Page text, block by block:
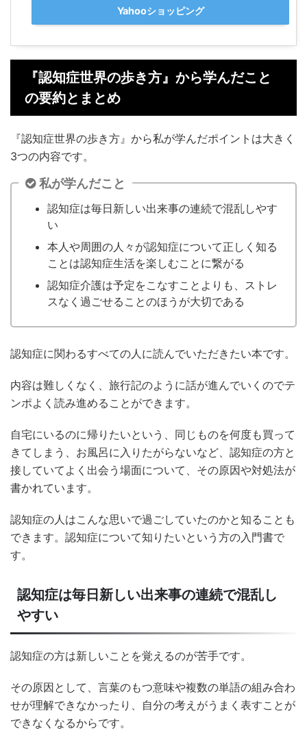
Yahooショッピング
『認知症世界の歩き方』から学んだこと
の要約とまとめ
『認知症世界の歩き方』から私が学んだポイントは大きく
3つの内容です。
私が学んだこと
認知症は毎日新しい出来事の連続で混乱しやす
い
本人や周囲の人々が認知症について正しく知る
ことは認知症生活を楽しむことに繋がる
認知症介護は予定をこなすことよりも、ストレ
スなく過ごせることのほうが大切である
認知症に関わるすべての人に読んでいただきたい本です。
内容は難しくなく、旅行記のように話が進んでいくのでテ
ンポよく読み進めることができます。
自宅にいるのに帰りたいという、同じものを何度も買って
きてしまう、お風呂に入りたがらないなど、認知症の方と
接していてよく出会う場面について、その原因や対処法が
書かれています。
認知症の人はこんな思いで過ごしていたのかと知ることも
できます。認知症について知りたいという方の入門書で
す。
認知症は毎日新しい出来事の連続で混乱し
やすい
認知症の方は新しいことを覚えるのが苦手です。
その原因として、言葉のもつ意味や複数の単語の組み合わ
せが理解できなかったり、自分の考えがうまく表すことが
できなくなるからです。